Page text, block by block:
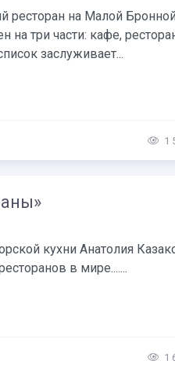
ресторан на Малой
на три части: кафе,
заслуживает...
1
кухни Анатолия
в мире.......
1